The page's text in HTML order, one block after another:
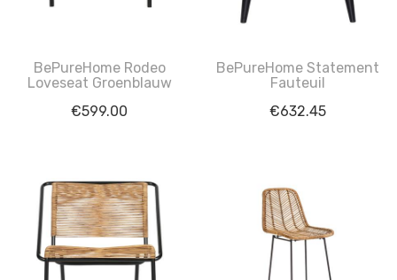
BePureHome Rodeo
Loveseat Groenblauw
€599.00
BePureHome Statement
Fauteuil
€632.45